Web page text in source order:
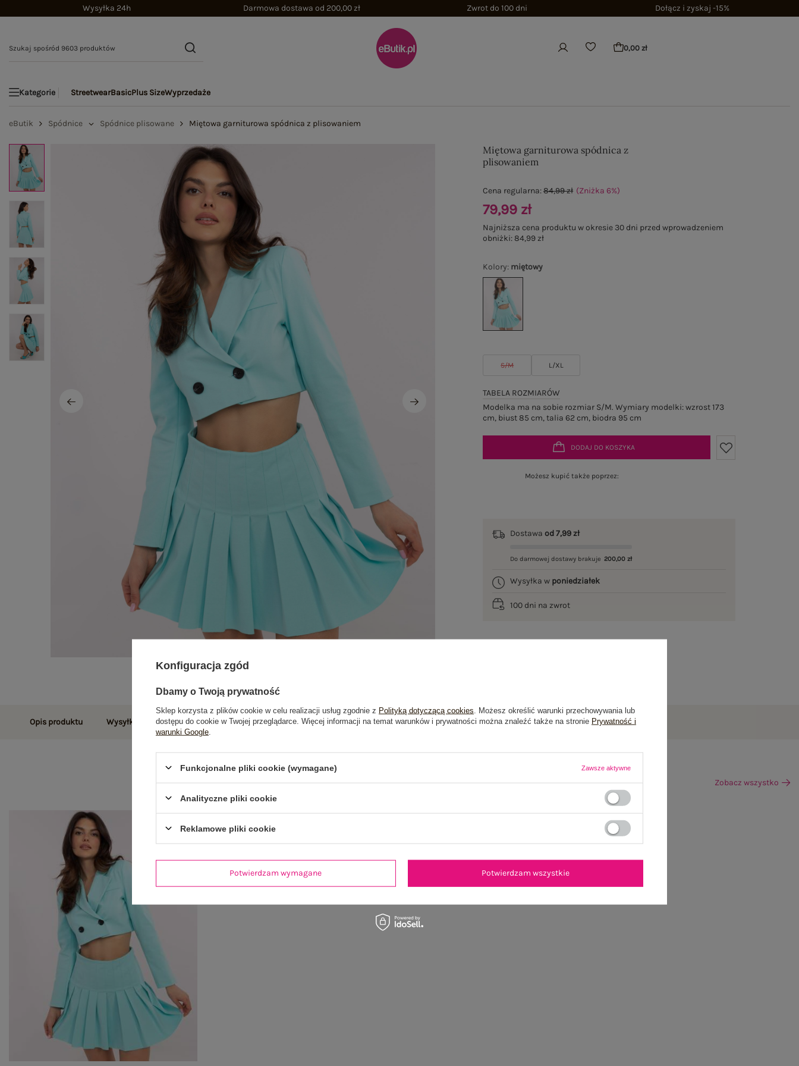
Wysyłka 24h Darmowa dostawa od 200,00 zł Zwrot do 100 dni Dołącz i zyskaj -15%
0,00 zł
Kategorie StreetwearBasicPlus SizeWyprzedaże
eButik Spódnice Spódnice plisowane Miętowa garniturowa spódnica z plisowaniem
Miętowa garniturowa spódnica z
plisowaniem
Kolory: miętowy
S/M L/XL
TABELA ROZMIARÓW
Modelka ma na sobie rozmiar S/M. Wymiary modelki: wzrost 173
cm, biust 85 cm, talia 62 cm, biodra 95 cm
Cena regularna:84,99 zł (Zniżka6%)
79,99 zł
Najniższa cena produktu w okresie 30 dni przed wprowadzeniem
obniżki: 84,99 zł
DODAJ DO KOSZYKA
Możesz kupić także poprzez:
Dostawaod 7,99 zł
Do darmowej dostawy brakuje 200,00 zł
Wysyłka w poniedziałek
100 dni na zwrot
Opis produktu Wysyłka i dostawa Zwroty i reklamacje Opinie o produkcie(0)
Zobacz wszystko
Konfiguracja zgód
Dbamy o Twoją prywatność
Sklep korzysta z plików cookie w celu realizacji usług zgodnie z Polityką dotyczącą cookies . Możesz określić warunki przechowywania lub
dostępu do cookie w Twojej przeglądarce. Więcej informacji na temat warunków i prywatności można znaleźć także na stronie Prywatność i
warunki Google
Funkcjonalne pliki cookie (wymagane) Zawsze aktywne
Analityczne pliki cookie
Reklamowe pliki cookie
Potwierdzam wymagane Potwierdzam wszystkie